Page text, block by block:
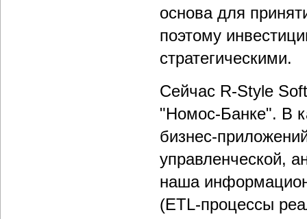
основа для
поэтому
стратегическими.
Сейчас R-Style
"Номос-Банке". В
бизнес-
управленческой,
наша
(ETL-процессы